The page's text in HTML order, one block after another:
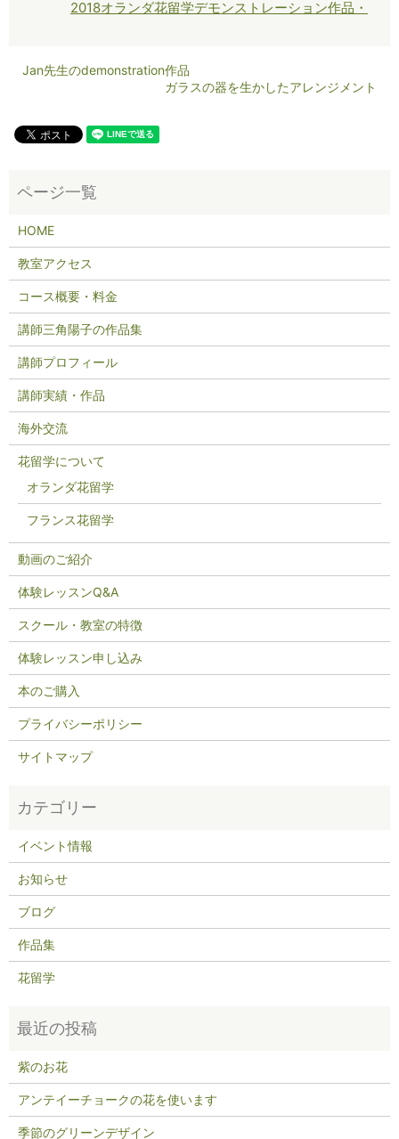
2018オランダ花留学デモンストレーション作品・
Jan先生のdemonstration作品
ガラスの器を生かしたアレンジメント
HOME
教室アクセス
コース概要・料金
講師三角陽子の作品集
講師プロフィール
講師実績・作品
海外交流
花留学について
オランダ花留学
フランス花留学
動画のご紹介
体験レッスンQ&A
スクール・教室の特徴
体験レッスン申し込み
本のご購入
プライバシーポリシー
サイトマップ
イベント情報
お知らせ
ブログ
作品集
花留学
紫のお花
アンテイーチョークの花を使います
季節のグリーンデザイン